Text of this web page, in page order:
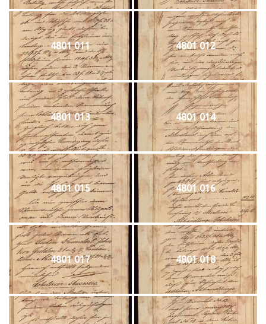
4801 011 4801 012
4801 013 4801 014
4801 015 4801 016
4801 017 4801 018